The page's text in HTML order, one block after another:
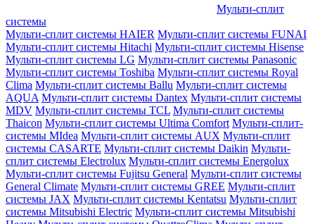
Мульти-сплит
системы
Мульти-сплит системы HAIER Мульти-сплит системы FUNAI
Мульти-сплит системы Hitachi Мульти-сплит системы Hisense
Мульти-сплит системы LG Мульти-сплит системы Panasonic
Мульти-сплит системы Toshiba Мульти-сплит системы Royal
Clima Мульти-сплит системы Ballu Мульти-сплит системы
AQUA Мульти-сплит системы Dantex Мульти-сплит системы
MDV Мульти-сплит системы TCL Мульти-сплит системы
Thaicon Мульти-сплит системы Ultima Comfort Мульти-сплит-
системы MIdea Мульти-сплит системы AUX Мульти-сплит
системы CASARTE Мульти-сплит системы Daikin Мульти-
сплит системы Electrolux Мульти-сплит системы Energolux
Мульти-сплит системы Fujitsu General Мульти-сплит системы
General Climate Мульти-сплит системы GREE Мульти-сплит
системы JAX Мульти-сплит системы Kentatsu Мульти-сплит
системы Mitsubishi Electric Мульти-сплит системы Mitsubishi